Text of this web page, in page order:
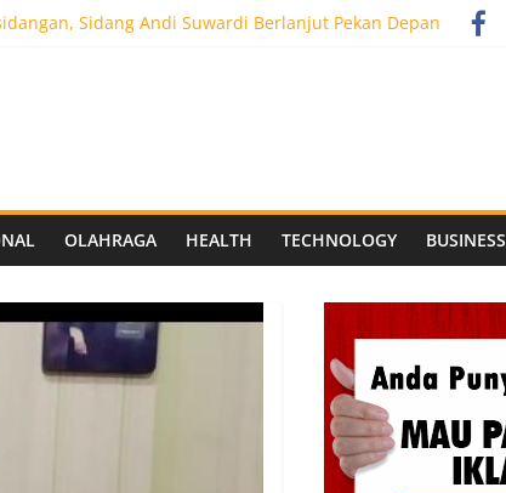
Sidang Andi Suwardi Berlanjut Pekan Depan
Ribu Penonton, Dekat Exit Tol Pegandon
Final OLIVIA XI 2026
dan Siapkan Sistem Social Media Tracking
OLAHRAGA HEALTH TECHNOLOGY BUSINESS